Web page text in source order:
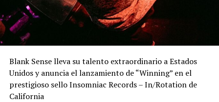
Blank Sense lleva su talento extraordinario a Estados
Unidos y anuncia el lanzamiento de “Winning” en el
prestigioso sello Insomniac Records – In/Rotation de
California